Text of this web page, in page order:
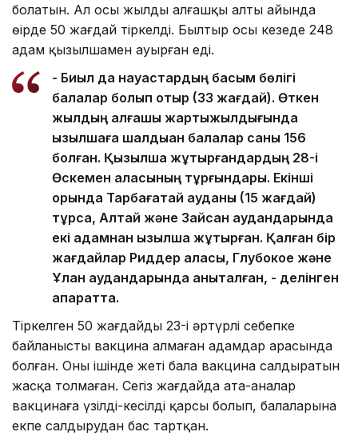
болатын. Ал осы жылдың алғашқы алты айында
өңірде 50 жағдай тіркелді. Былтыр осы кезеңде 248
адам қызылшамен ауырған еді.
- Биыл да науқастардың басым бөлігі
балалар болып отыр (33 жағдай). Өткен
жылдың алғашқы жартыжылдығында
қызылшаға шалдыққан балалар саны 156
болған. Қызылша жұқтырғандардың 28-і
Өскемен қаласының тұрғындары. Екінші
орында Тарбағатай ауданы (15 жағдай)
тұрса, Алтай және Зайсан аудандарында
екі адамнан қызылша жұқтырған. Қалған бір
жағдайлар Риддер қаласы, Глубокое және
Ұлан аудандарында анықталған, - делінген
ақпаратта.
Тіркелген 50 жағдайдың 23-і әртүрлі себепке
байланысты вакцина алмаған адамдар арасында
болған. Оның ішінде жеті бала вакцина салдыратын
жасқа толмаған. Сегіз жағдайда ата-аналар
вакцинаға үзілді-кесілді қарсы болып, балаларына
екпе салдырудан бас тартқан.